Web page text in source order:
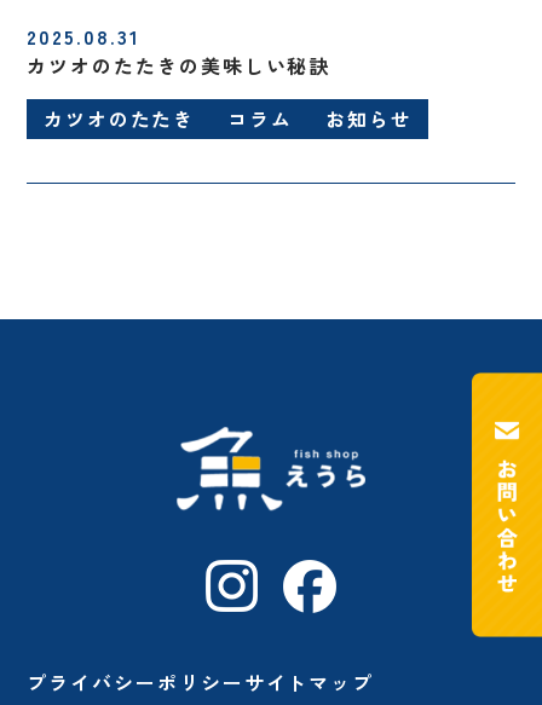
2025.08.31
カツオのたたきの美味しい秘訣
カツオのたたき
コラム お知らせ
プライバシーポリシー サイトマップ